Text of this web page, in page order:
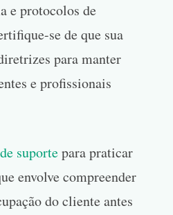
e protocolos de
se de que sua
para manter
e profissionais
suportepara praticar
envolve compreender
do cliente antes